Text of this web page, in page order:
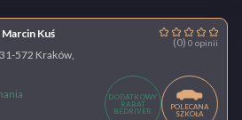
Kuś
(0) 0 opinii
572 Kraków,
DODATKOWY
RABAT
BEDRIVER
POLECANA
SZKOŁA